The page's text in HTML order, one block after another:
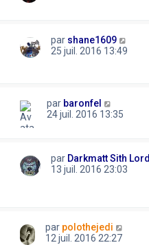
par shane1609
25 juil. 2016 13:49
par baronfel
24 juil. 2016 13:35
par Darkmatt Sith Lord
13 juil. 2016 23:03
par polothejedi
12 juil. 2016 22:27